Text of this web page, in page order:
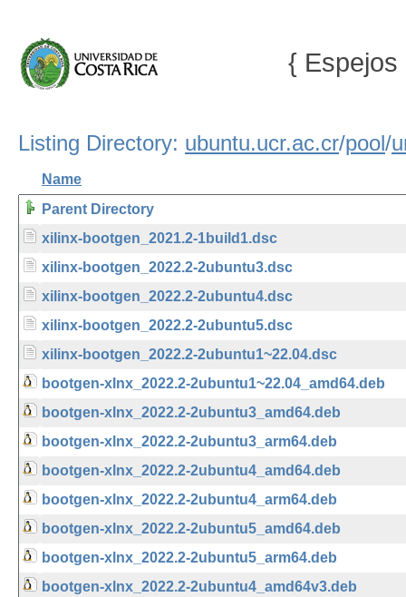
{ Espejos
Listing Directory: ubuntu.ucr.ac.cr/pool/
Name
Parent Directory
xilinx-bootgen_2021.2-1build1.dsc
xilinx-bootgen_2022.2-2ubuntu3.dsc
xilinx-bootgen_2022.2-2ubuntu4.dsc
xilinx-bootgen_2022.2-2ubuntu5.dsc
xilinx-bootgen_2022.2-2ubuntu1~22.04.dsc
bootgen-xlnx_2022.2-2ubuntu1~22.04_amd64.deb
bootgen-xlnx_2022.2-2ubuntu3_amd64.deb
bootgen-xlnx_2022.2-2ubuntu3_arm64.deb
bootgen-xlnx_2022.2-2ubuntu4_amd64.deb
bootgen-xlnx_2022.2-2ubuntu4_arm64.deb
bootgen-xlnx_2022.2-2ubuntu5_amd64.deb
bootgen-xlnx_2022.2-2ubuntu5_arm64.deb
bootgen-xlnx_2022.2-2ubuntu4_amd64v3.deb